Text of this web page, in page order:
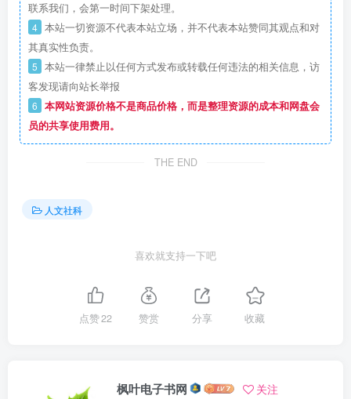
联系我们，会第一时间下架处理。
4 本站一切资源不代表本站立场，并不代表本站赞同其观点和对
其真实性负责。
5 本站一律禁止以任何方式发布或转载任何违法的相关信息，访
客发现请向站长举报
6 本网站资源价格不是商品价格，而是整理资源的成本和网盘会
员的共享使用费用。
THE END
人文社科
喜欢就支持一下吧
点赞22 赞赏 分享 收藏
枫叶电子书网 关注